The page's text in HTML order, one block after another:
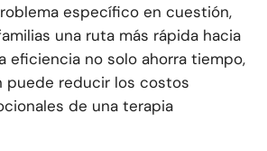
específico en cuestión,
una ruta más rápida hacia
eficiencia no solo ahorra tiempo,
puede reducir los costos
de una terapia